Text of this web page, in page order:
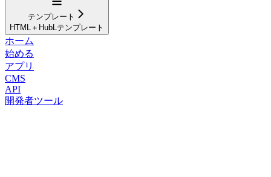
テンプレート
HTML＋HubLテンプレート
ホーム
始める
アプリ
CMS
API
開発者ツール